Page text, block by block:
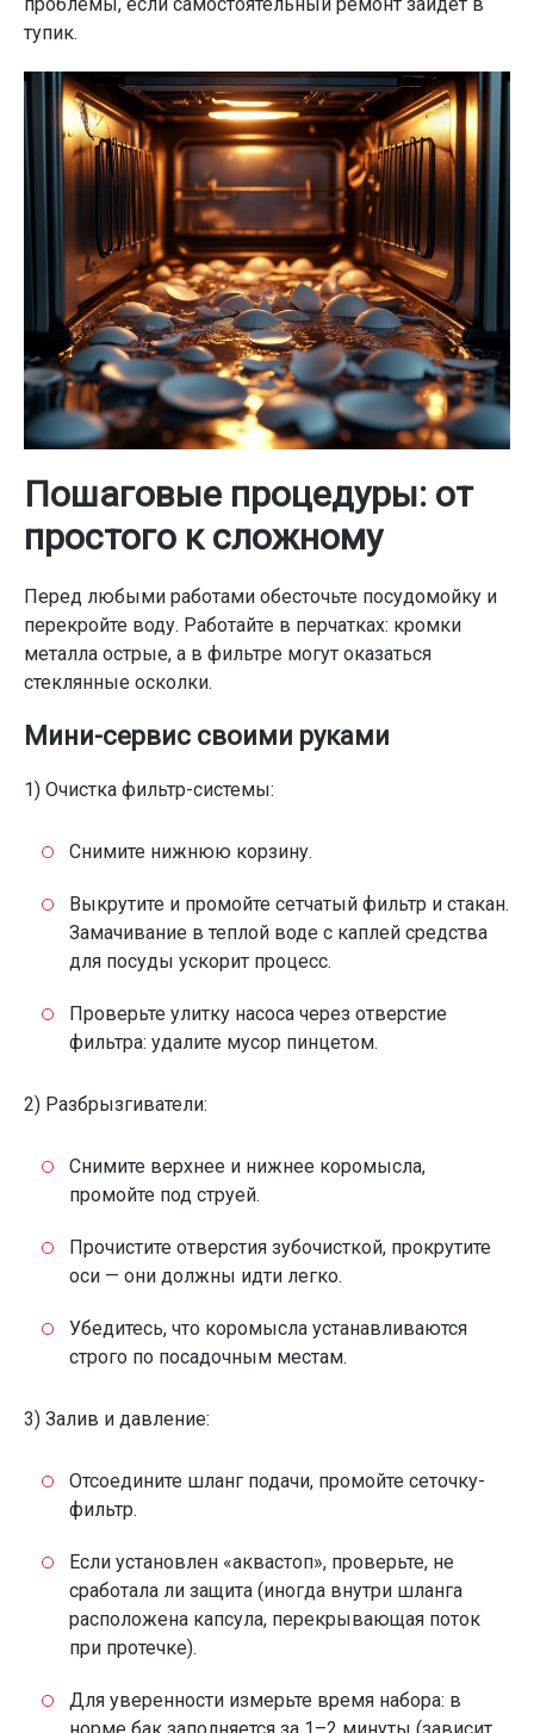
тупик.
Пошаговые процедуры: от
простого к сложному
Перед любыми работами обесточьте посудомойку и
перекройте воду. Работайте в перчатках: кромки
металла острые, а в фильтре могут оказаться
стеклянные осколки.
Мини-сервис своими руками
1) Очистка фильтр-системы:
Снимите нижнюю корзину.
Выкрутите и промойте сетчатый фильтр и стакан.
Замачивание в теплой воде с каплей средства
для посуды ускорит процесс.
Проверьте улитку насоса через отверстие
фильтра: удалите мусор пинцетом.
2) Разбрызгиватели:
Снимите верхнее и нижнее коромысла,
промойте под струей.
Прочистите отверстия зубочисткой, прокрутите
оси — они должны идти легко.
Убедитесь, что коромысла устанавливаются
строго по посадочным местам.
3) Залив и давление:
Отсоедините шланг подачи, промойте сеточку-
фильтр.
Если установлен «аквастоп», проверьте, не
сработала ли защита (иногда внутри шланга
расположена капсула, перекрывающая поток
при протечке).
Для уверенности измерьте время набора: в